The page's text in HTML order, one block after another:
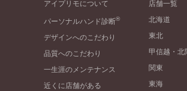
アイプリモについて
パーソナルハンド診断®
デザインへのこだわり
品質へのこだわり
一生涯のメンテナンス
近くに店舗がある
店舗一覧
北海道
東北
甲信越・北
関東
東海